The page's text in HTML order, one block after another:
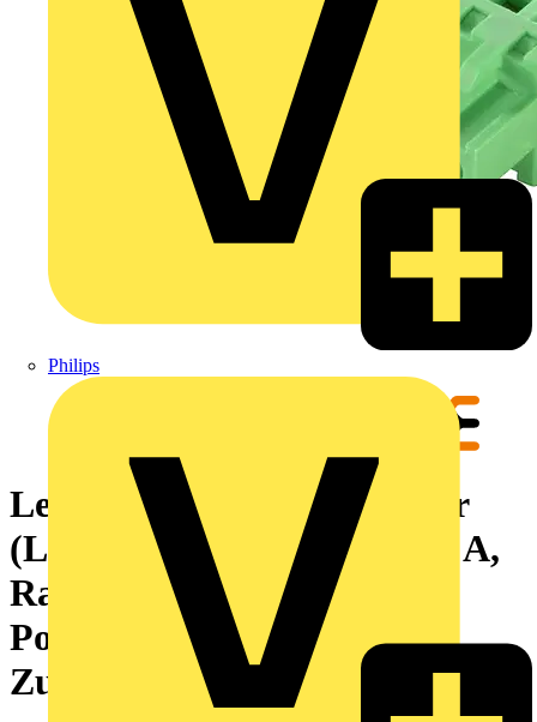
Philips
Leiterplattensteckverbinder
(Leiteranschluss), 320 V, 18 A,
Raster in mm: 5.00, 4 mm²,
Polzahl: 15,
Zugbügelanschluss, Box